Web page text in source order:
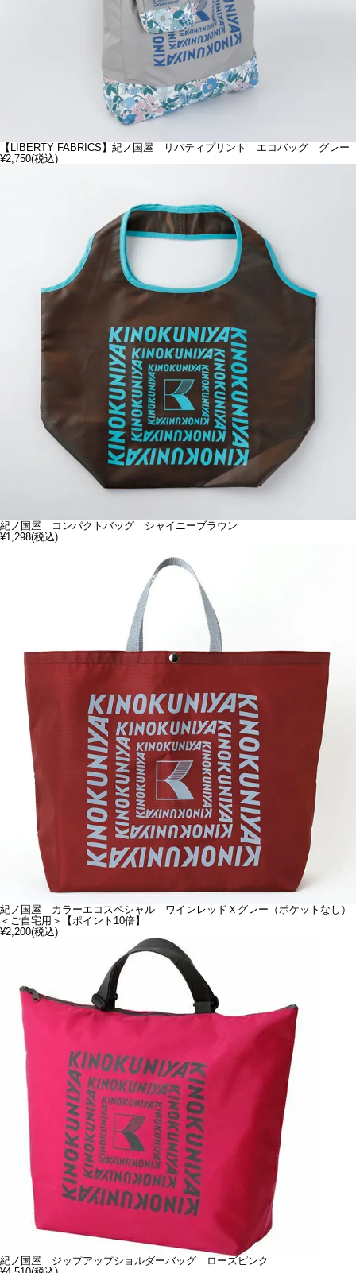
【LIBERTY FABRICS】紀ノ国屋 リバティプリント エコバッグ グレー
¥2,750(税込)
紀ノ国屋 コンパクトバッグ シャイニーブラウン
¥1,298(税込)
紀ノ国屋 カラーエコスペシャル ワインレッドＸグレー（ポケットなし）
＜ご自宅用＞【ポイント10倍】
¥2,200(税込)
紀ノ国屋 ジップアップショルダーバッグ ローズピンク